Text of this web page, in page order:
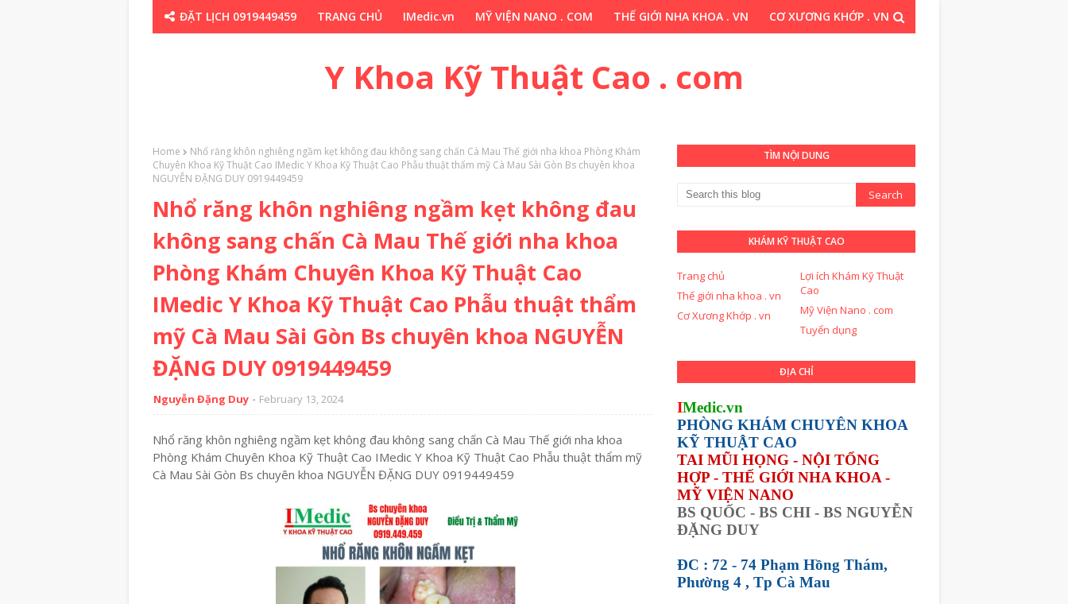
ĐẶT LỊCH 0919449459 TRANG CHỦ IMedic.vn MỸ VIỆN NANO . COM THẾ GIỚI NHA KHOA . VN CƠ XƯƠNG KHỚP . VN
Y Khoa Kỹ Thuật Cao . com
Home
Nhổ răng khôn nghiêng ngầm kẹt không đau không sang chấn Cà Mau Thế giới nha khoa Phòng Khám
Chuyên Khoa Kỹ Thuật Cao IMedic Y Khoa Kỹ Thuật Cao Phẫu thuật thẩm mỹ Cà Mau Sài Gòn Bs chuyên khoa
NGUYỄN ĐẶNG DUY 0919449459
Nhổ răng khôn nghiêng ngầm kẹt không đau
không sang chấn Cà Mau Thế giới nha khoa
Phòng Khám Chuyên Khoa Kỹ Thuật Cao
IMedic Y Khoa Kỹ Thuật Cao Phẫu thuật thẩm
mỹ Cà Mau Sài Gòn Bs chuyên khoa NGUYỄN
ĐẶNG DUY 0919449459
Nguyễn Đặng Duy February 13, 2024
Nhổ răng khôn nghiêng ngầm kẹt không đau không sang chấn Cà Mau Thế giới nha khoa
Phòng Khám Chuyên Khoa Kỹ Thuật Cao IMedic Y Khoa Kỹ Thuật Cao Phẫu thuật thẩm mỹ
Cà Mau Sài Gòn Bs chuyên khoa NGUYỄN ĐẶNG DUY 0919449459
TÌM NỘI DUNG
KHÁM KỸ THUẬT CAO
Trang chủ
Lợi ích Khám Kỹ Thuật
Cao
Thế giới nha khoa . vn
Mỹ Viện Nano . com
Cơ Xương Khớp . vn
Tuyển dụng
ĐỊA CHỈ
IMedic.vn
PHÒNG KHÁM CHUYÊN KHOA
KỸ THUẬT CAO
TAI MŨI HỌNG - NỘI TỔNG
HỢP - THẾ GIỚI NHA KHOA -
MỸ VIỆN NANO
BS QUỐC - BS CHI - BS NGUYỄN
ĐẶNG DUY
ĐC : 72 - 74 Phạm Hồng Thám,
Phường 4 , Tp Cà Mau